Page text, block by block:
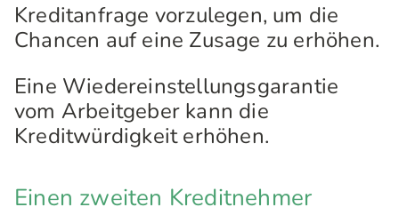
Kreditanfrage vorzulegen, um die
Chancen auf eine Zusage zu erhöhen.
Eine Wiedereinstellungsgarantie
vom Arbeitgeber kann die
Kreditwürdigkeit erhöhen.
Einen zweiten Kreditnehmer